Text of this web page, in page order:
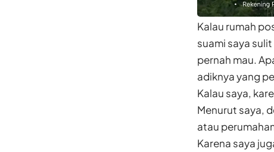
Kalau rumah
suami saya
pernah mau.
adiknya yang
Kalau saya,
Menurut saya,
atau
Karena saya